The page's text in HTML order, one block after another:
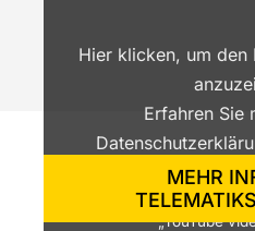
Hier klicken, um den
Erfahren Sie
Inhalt von
„YouTube
MEHR